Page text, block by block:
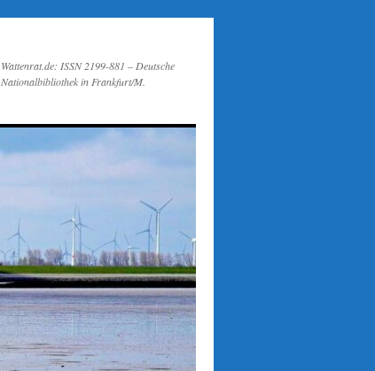
Wattenrat.de: ISSN 2199-881 – Deutsche
Nationalbibliothek in Frankfurt/M.